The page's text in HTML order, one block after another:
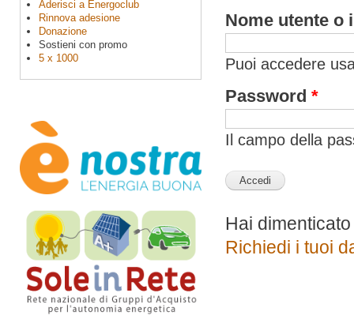
Aderisci a Energoclub
Rinnova adesione
Donazione
Sostieni con promo
5 x 1000
Nome utente
Puoi accedere
Password *
Il campo della
Hai
Richiedi i tuoi